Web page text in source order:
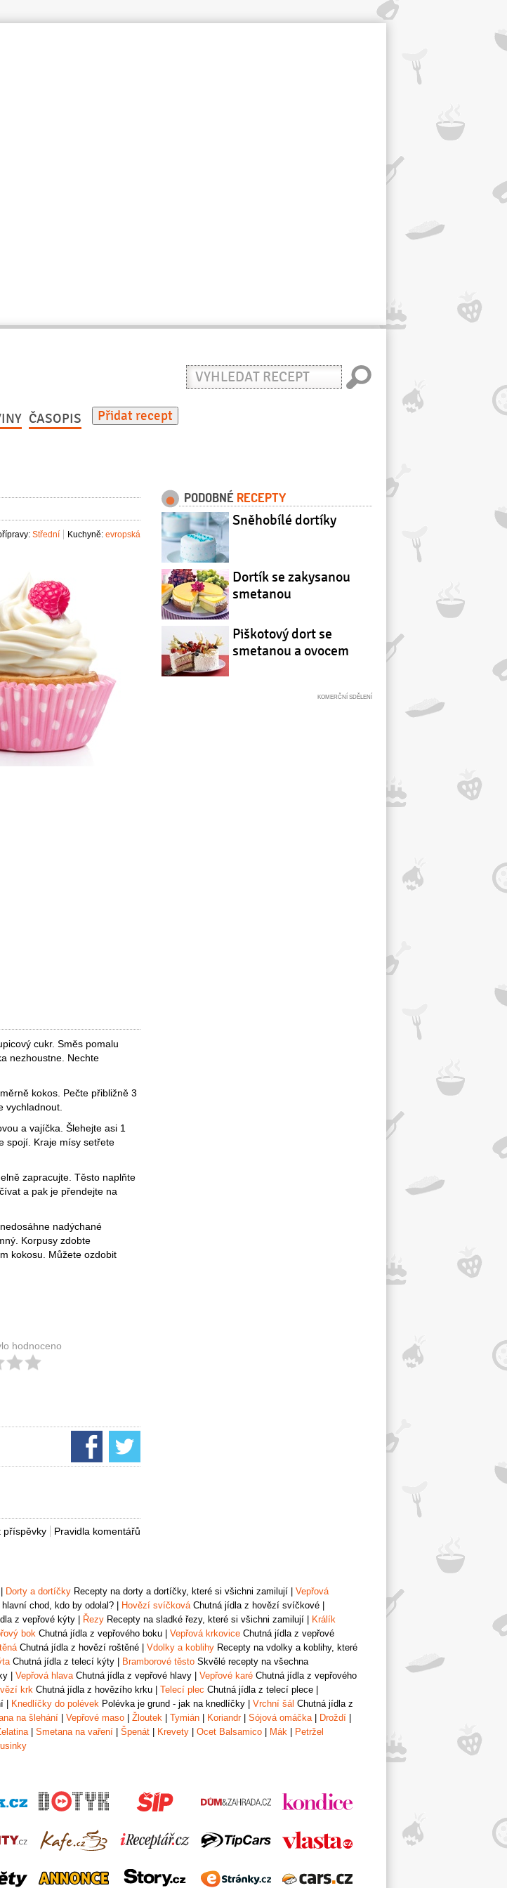
Vyhledat
recept
ČASOPIS Přidat recept
Kuchyně: evropská
Střední
cukr. Směs pomalu
nezhoustne. Nechte
kokos. Pečte přibližně 3
vychladnout.
a vajíčka. Šlehejte asi 1
spojí. Kraje mísy setřete
zapracujte. Těsto naplňte
a pak je přendejte na
nadýchané
Korpusy zdobte
kokosu. Můžete ozdobit
hodnoceno
Pravidla komentářů
příspěvky
PODOBNÉ RECEPTY
Sněhobílé dortíky
Dortík se zakysanou
smetanou
Piškotový dort se
smetanou a ovocem
Dorty a dortíčky Recepty na dorty a dortíčky, které si všichni zamilují
Vepřová
chod, kdo by odolal? Hovězí svíčkováChutná jídla z hovězí svíčkové
z vepřové kýty Řezy Recepty na sladké řezy, které si všichni zamilují
Králík
bok Chutná jídla z vepřového boku Vepřová krkovice Chutná jídla z vepřové
Chutná jídla z hovězí roštěné Vdolky a koblihy Recepty na vdolky a koblihy, které
Chutná jídla z telecí kýty Bramborové těsto Skvělé recepty na všechna
Vepřová hlavaChutná jídla z vepřové hlavy Vepřové karé Chutná jídla z vepřového
krk Chutná jídla z hovězího krku Telecí plec Chutná jídla z telecí plece
Knedlíčky do polévek Polévka je grund - jak na knedlíčky Vrchní šál Chutná jídla z
na šlehání Vepřové maso Žloutek Tymián Koriandr| Sójová omáčka| Droždí
| Smetana na vaření Špenát Krevety Ocet Balsamico Mák
Petržel